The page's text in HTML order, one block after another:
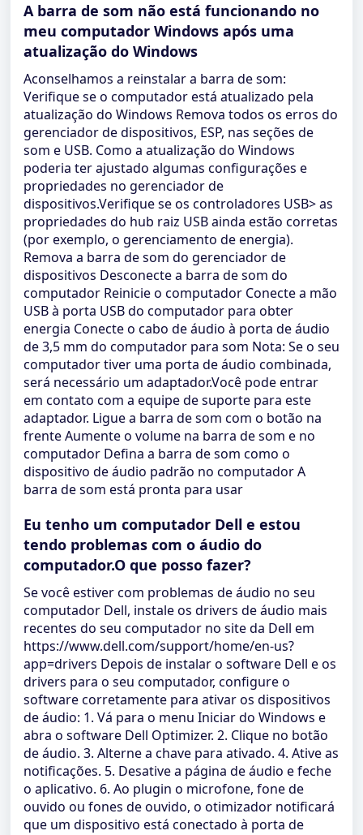
A barra de som não está funcionando no
meu computador Windows após uma
atualização do Windows
Aconselhamos a reinstalar a barra de som:
Verifique se o computador está atualizado pela
atualização do Windows Remova todos os erros do
gerenciador de dispositivos, ESP, nas seções de
som e USB. Como a atualização do Windows
poderia ter ajustado algumas configurações e
propriedades no gerenciador de
dispositivos.Verifique se os controladores USB> as
propriedades do hub raiz USB ainda estão corretas
(por exemplo, o gerenciamento de energia).
Remova a barra de som do gerenciador de
dispositivos Desconecte a barra de som do
computador Reinicie o computador Conecte a mão
USB à porta USB do computador para obter
energia Conecte o cabo de áudio à porta de áudio
de 3,5 mm do computador para som Nota: Se o seu
computador tiver uma porta de áudio combinada,
será necessário um adaptador.Você pode entrar
em contato com a equipe de suporte para este
adaptador. Ligue a barra de som com o botão na
frente Aumente o volume na barra de som e no
computador Defina a barra de som como o
dispositivo de áudio padrão no computador A
barra de som está pronta para usar
Eu tenho um computador Dell e estou
tendo problemas com o áudio do
computador.O que posso fazer?
Se você estiver com problemas de áudio no seu
computador Dell, instale os drivers de áudio mais
recentes do seu computador no site da Dell em
https://www.dell.com/support/home/en-us?
app=drivers Depois de instalar o software Dell e os
drivers para o seu computador, configure o
software corretamente para ativar os dispositivos
de áudio: 1. Vá para o menu Iniciar do Windows e
abra o software Dell Optimizer. 2. Clique no botão
de áudio. 3. Alterne a chave para ativado. 4. Ative as
notificações. 5. Desative a página de áudio e feche
o aplicativo. 6. Ao plugin o microfone, fone de
ouvido ou fones de ouvido, o otimizador notificará
que um dispositivo está conectado à porta de